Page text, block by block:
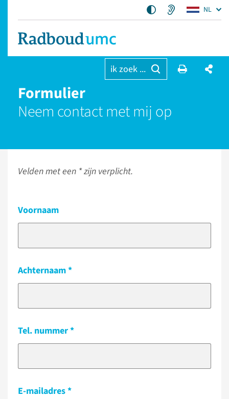
NL
ik zoek ...
Formulier
Neem contact met mij op
Velden met een * zijn verplicht.
Voornaam
Achternaam
Tel. nummer
E-mailadres